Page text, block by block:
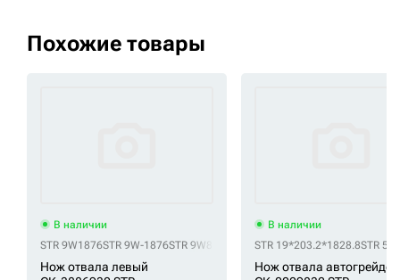
Похожие товары
В наличии
STR 9W1876STR 9W-1876STR 9W8875 STR 9W-8875
Нож отвала левый
В наличии
STR 19*203.2*1828.8STR
Нож отвала